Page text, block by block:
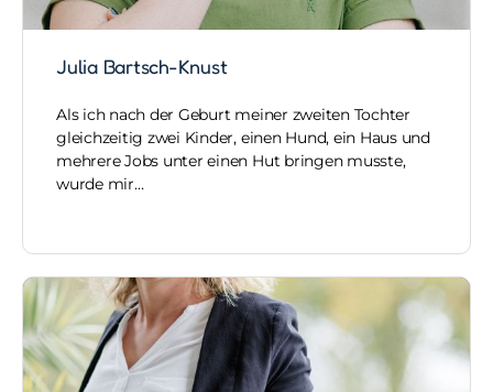
Julia Bartsch-Knust
Als ich nach der Geburt meiner zweiten Tochter
gleichzeitig zwei Kinder, einen Hund, ein Haus und
mehrere Jobs unter einen Hut bringen musste,
wurde mir…